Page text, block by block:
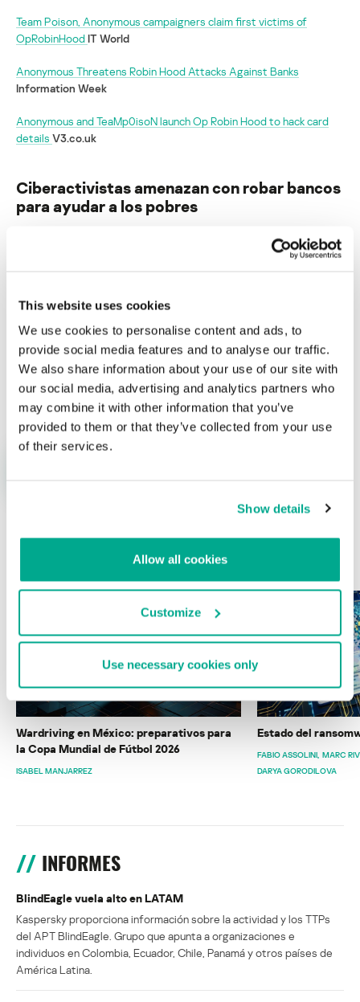
This website uses cookies
We use cookies to personalise content and ads, to
provide social media features and to analyse our traffic.
We also share information about your use of our site with
our social media, advertising and analytics partners who
may combine it with other information that you’ve
provided to them or that they’ve collected from your use
of their services.
Show details
Allow all cookies
Customize
Use necessary cookies only
Team Poison, Anonymous campaigners claim first victims of
OpRobinHoodIT World
Anonymous Threatens Robin Hood Attacks Against Banks
Information Week
Anonymous and TeaMp0isoN launch Op Robin Hood to hack card
details V3.co.uk
Ciberactivistas amenazan con robar bancos
para ayudar a los pobres
Su dirección de correo electrónico no será publicada. Los
Correo electrónico
ÚLTIMAS PUBLICACIONES
Wardriving en México: preparativos para
la Copa Mundial de Fútbol 2026
ISABEL MANJARREZ
Estado del
FABIO ASSOLINI MARC
DARYA GORODILOVA
INFORMES
BlindEagle vuela alto en LATAM
Kaspersky proporciona información sobre la actividad y los TTPs
del APT BlindEagle. Grupo que apunta a organizaciones e
individuos en Colombia, Ecuador, Chile, Panamá y otros países de
América Latina.